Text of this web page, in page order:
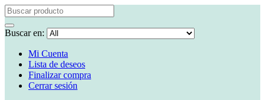
Buscar en:
Mi Cuenta
Lista de deseos
Finalizar compra
Cerrar sesión